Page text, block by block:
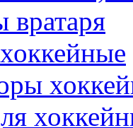
вратаря